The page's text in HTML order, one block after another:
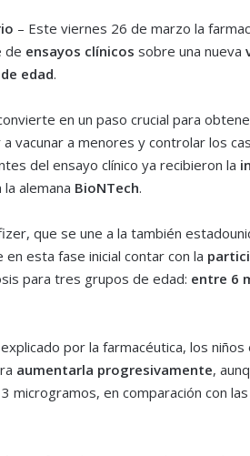
– Este viernes 26 de marzo la
de ensayos clínicos sobre una nueva
edad.
en un paso crucial para
vacunar a menores y controlar los
del ensayo clínico ya recibieron la
alemana BioNTech.
que se une a la también
esta fase inicial contar con la
para tres grupos de edad: entre 6
por la farmacéutica, los
aumentarla progresivamente,
microgramos, en comparación con